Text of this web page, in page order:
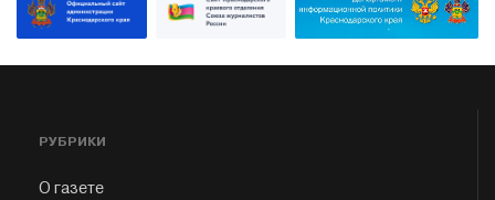
РУБРИКИ
О газете